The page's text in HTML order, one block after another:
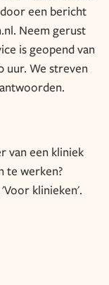
een bericht
. Neem gerust
is geopend van
uur. We streven
van een kliniek
te werken?
'Voor klinieken'.